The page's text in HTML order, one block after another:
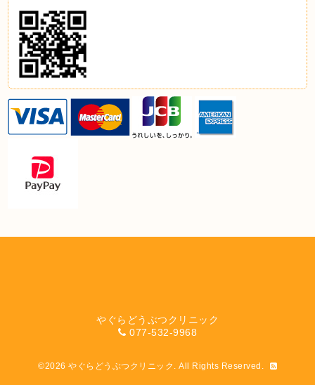
やぐらどうぶつクリニック
077-532-9968
©2026 やぐらどうぶつクリニック . All Rights Reserved.